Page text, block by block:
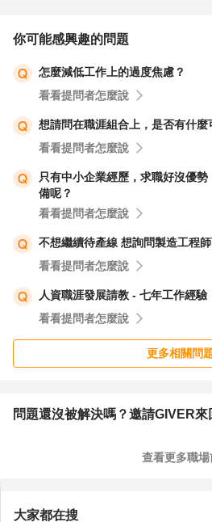
你可能感興趣的問題
怎麼減低工作上的過度焦慮？
看看提問者怎麼說
想請問在職涯組合上，是否有什麼
看看提問者怎麼說
只有中小企業經歷，求職好沒優
備呢？
看看提問者怎麼說
不想繼續待產線 想詢問製造工程
看看提問者怎麼說
人資職涯發展請教 - 七年工作經驗
看看提問者怎麼說
更多相關問
問題還沒被解決嗎？邀請GIVER來
查看更多職場
大家都在搜